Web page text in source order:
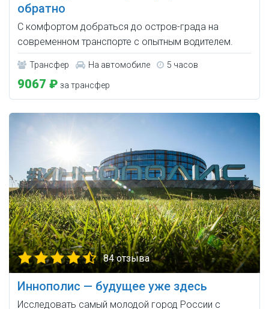
обратно
С комфортом добраться до остров-града на
современном транспорте с опытным водителем.
Трансфер На автомобиле 5 часов
9067 ₽ за трансфер
84 отзыва
Иннополис — будущее уже здесь
Исследовать самый молодой город России с